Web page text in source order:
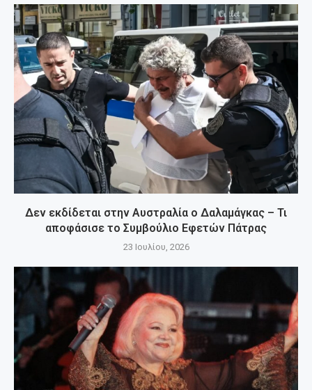
Δεν εκδίδεται στην Αυστραλία ο Δαλαμάγκας – Τι
αποφάσισε το Συμβούλιο Εφετών Πάτρας
23 Ιουλίου, 2026